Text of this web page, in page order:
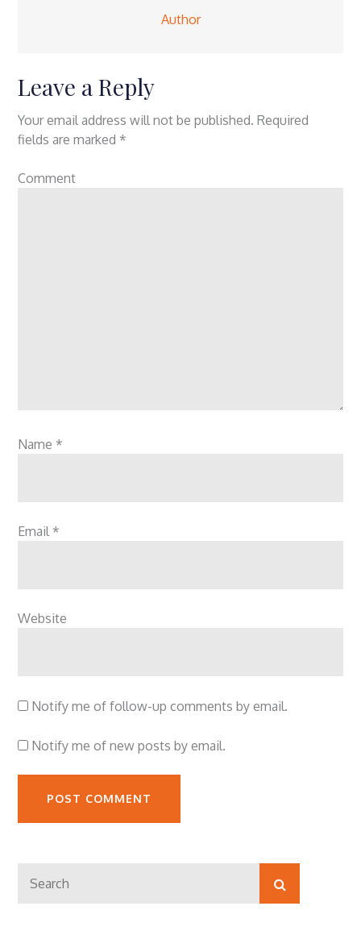
Author
Leave a Reply
Your email address will not be published. Required
fields are marked *
Comment
Name *
Email *
Website
Notify me of follow-up comments by email.
Notify me of new posts by email.
for:
Search